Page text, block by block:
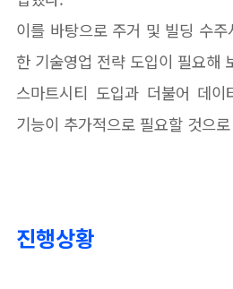
이를 바탕으로 주거 및 빌딩 수
한 기술영업 전략 도입이 필요해
스마트시티 도입과 더불어 데
기능이 추가적으로 필요할 것으
진행상황